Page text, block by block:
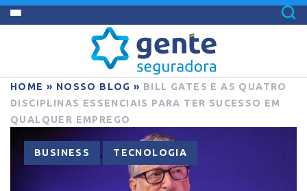
HOME » NOSSO BLOG » BILL GATES E AS QUATRO
DISCIPLINAS ESSENCIAIS PARA TER SUCESSO EM
QUALQUER EMPREGO
BUSINESS , TECNOLOGIA